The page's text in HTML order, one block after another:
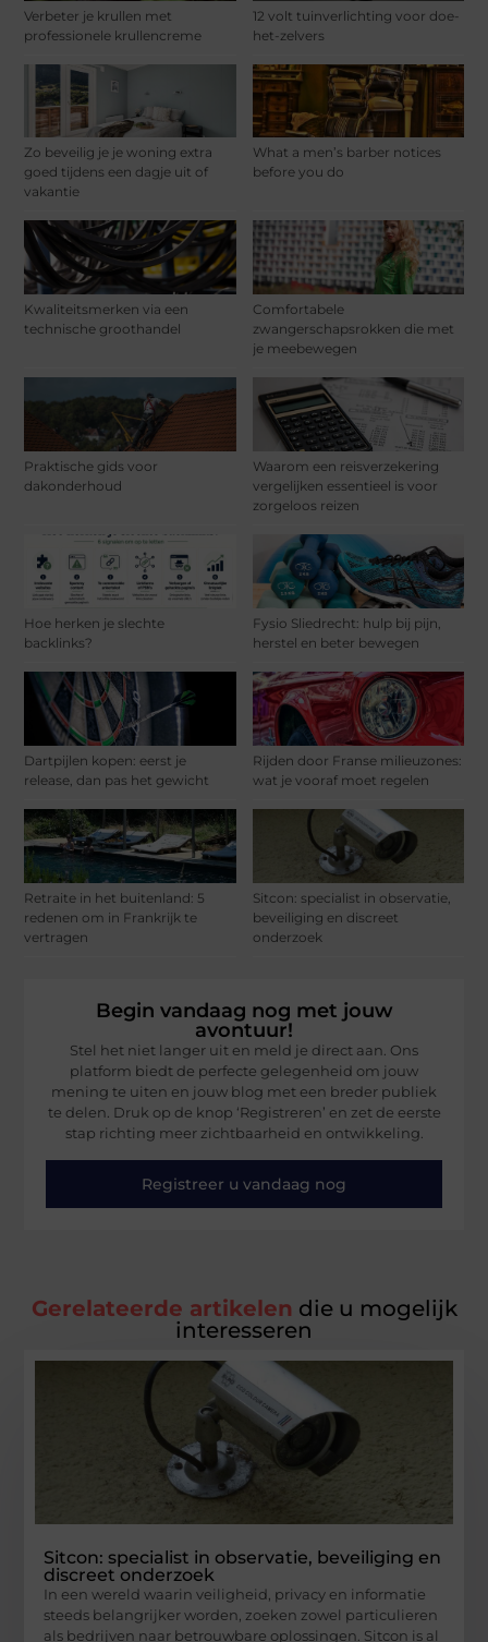
Verbeter je krullen met
professionele krullencreme
12 volt tuinverlichting voor doe-
het-zelvers
Zo beveilig je je woning extra
goed tijdens een dagje uit of
vakantie
What a men’s barber notices
before you do
Kwaliteitsmerken via een
technische groothandel
Comfortabele
zwangerschapsrokken die met
je meebewegen
Praktische gids voor
dakonderhoud
Waarom een reisverzekering
vergelijken essentieel is voor
zorgeloos reizen
Hoe herken je slechte
backlinks?
Fysio Sliedrecht: hulp bij pijn,
herstel en beter bewegen
Dartpijlen kopen: eerst je
release, dan pas het gewicht
Rijden door Franse milieuzones:
wat je vooraf moet regelen
Retraite in het buitenland: 5
redenen om in Frankrijk te
vertragen
Sitcon: specialist in observatie,
beveiliging en discreet
onderzoek
Begin vandaag nog met jouw
avontuur!
Stel het niet langer uit en meld je direct aan. Ons
platform biedt de perfecte gelegenheid om jouw
mening te uiten en jouw blog met een breder publiek
te delen. Druk op de knop ‘Registreren’ en zet de eerste
stap richting meer zichtbaarheid en ontwikkeling.
Registreer u vandaag nog
Gerelateerde artikelen die u mogelijk
interesseren
Sitcon: specialist in observatie, beveiliging en
discreet onderzoek
In een wereld waarin veiligheid, privacy en informatie
steeds belangrijker worden, zoeken zowel particulieren
als bedrijven naar betrouwbare oplossingen. Sitcon is al